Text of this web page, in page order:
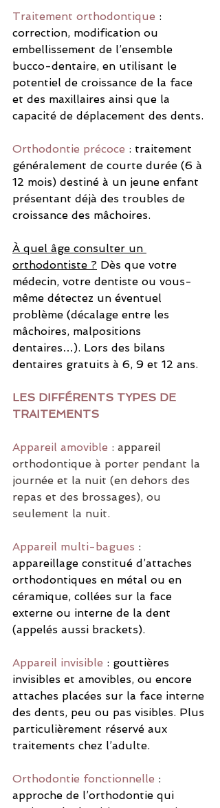
Traitement orthodontique :
correction, modification ou
embellissement de l’ensemble
bucco-dentaire, en utilisant le
potentiel de croissance de la face
et des maxillaires ainsi que la
capacité de déplacement des dents.
Orthodontie précoce : traitement
généralement de courte durée (6 à
12 mois) destiné à un jeune enfant
présentant déjà des troubles de
croissance des mâchoires.
À quel âge consulter un
orthodontiste ? Dès que votre
médecin, votre dentiste ou vous-
même détectez un éventuel
problème (décalage entre les
mâchoires, malpositions
dentaires…). Lors des bilans
dentaires gratuits à 6, 9 et 12 ans.
LES DIFFÉRENTS TYPES DE
TRAITEMENTS
Appareil amovible : appareil
orthodontique à porter pendant la
journée et la nuit (en dehors des
repas et des brossages), ou
seulement la nuit.
Appareil multi-bagues :
appareillage constitué d’attaches
orthodontiques en métal ou en
céramique, collées sur la face
externe ou interne de la dent
(appelés aussi brackets).
Appareil invisible : gouttières
invisibles et amovibles, ou encore
attaches placées sur la face interne
des dents, peu ou pas visibles. Plus
particulièrement réservé aux
traitements chez l’adulte.
Orthodontie fonctionnelle :
approche de l’orthodontie qui